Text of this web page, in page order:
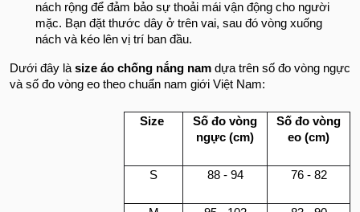
nách rộng để đảm bảo sự thoải mái vận động cho người
mặc. Bạn đặt thước dây ở trên vai, sau đó vòng xuống
nách và kéo lên vị trí ban đầu.
Dưới đây là size áo chống nắng nam dựa trên số đo vòng ngực
và số đo vòng eo theo chuẩn nam giới Việt Nam:
Size
Số đo vòng
ngực (cm)
Số đo vòng
eo (cm)
S 88 - 94 76 - 82